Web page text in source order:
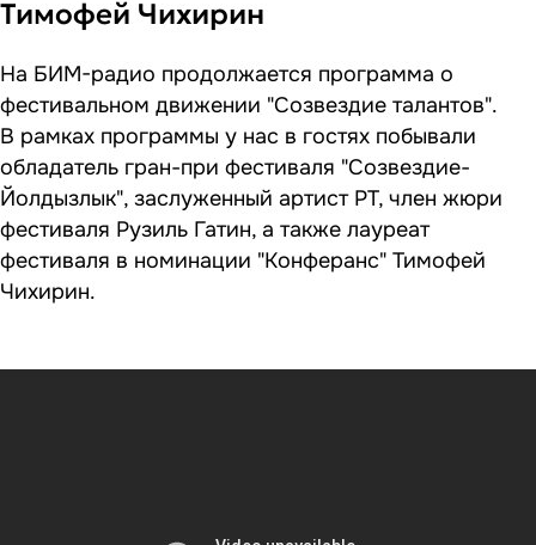
Тимофей Чихирин
На БИМ-радио продолжается программа о
фестивальном движении "Созвездие талантов".
В рамках программы у нас в гостях побывали
обладатель гран-при фестиваля "Созвездие-
Йолдызлык", заслуженный артист РТ, член жюри
фестиваля Рузиль Гатин, а также лауреат
фестиваля в номинации "Конферанс" Тимофей
Чихирин.